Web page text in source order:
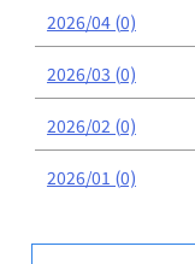
2026/04 (0)
2026/03 (0)
2026/02 (0)
2026/01 (0)